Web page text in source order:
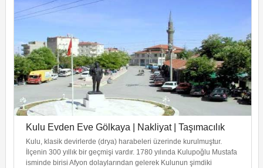
Kulu Evden Eve Gölkaya | Nakliyat | Taşımacılık
Kulu, klasik devirlerde (drya) harabeleri üzerinde kurulmuştur.
İlçenin 300 yıllık bir geçmişi vardır. 1780 yılında Kulupoğlu Mustafa
isminde birisi Afyon dolaylarından gelerek Kulunun şimdiki